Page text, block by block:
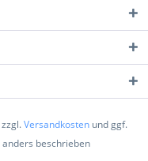
Versandkosten und ggf.
beschrieben